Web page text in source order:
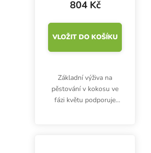
na květ
804 Kč
VLOŽIT DO KOŠÍKU
Základní výživa na
pěstování v kokosu ve
fázi květu podporuje